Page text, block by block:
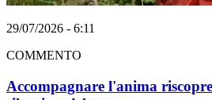
29/07/2026 - 6:11
COMMENTO
Accompagnare l'anima